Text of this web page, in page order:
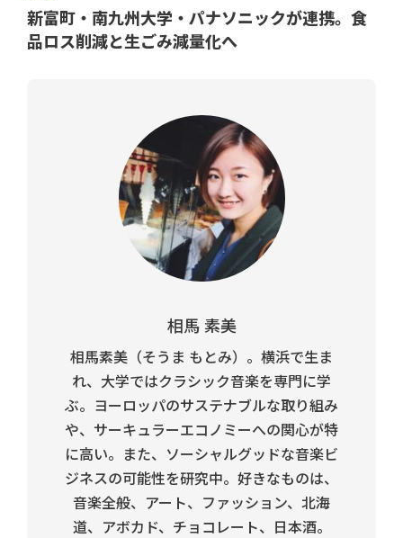
新富町・南九州大学・パナソニックが連携。食
品ロス削減と生ごみ減量化へ
相馬 素美
相馬素美（そうま もとみ）。横浜で生ま
れ、大学ではクラシック音楽を専門に学
ぶ。ヨーロッパのサステナブルな取り組み
や、サーキュラーエコノミーへの関心が特
に高い。また、ソーシャルグッドな音楽ビ
ジネスの可能性を研究中。好きなものは、
音楽全般、アート、ファッション、北海
道、アボカド、チョコレート、日本酒。